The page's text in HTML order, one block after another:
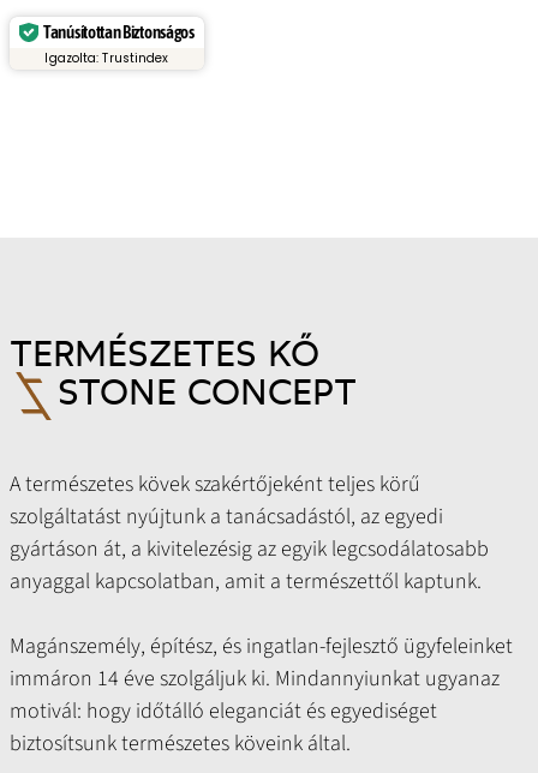
Tanúsítottan Biztonságos
Igazolta: Trustindex
TERMÉSZETES KŐ
STONE CONCEPT
A természetes kövek szakértőjeként teljes körű
szolgáltatást nyújtunk a tanácsadástól, az egyedi
gyártáson át, a kivitelezésig az egyik legcsodálatosabb
anyaggal kapcsolatban, amit a természettől kaptunk.
Magánszemély, építész, és ingatlan-fejlesztő ügyfeleinket
immáron 14 éve szolgáljuk ki. Mindannyiunkat ugyanaz
motivál: hogy időtálló eleganciát és egyediséget
biztosítsunk természetes köveink által.